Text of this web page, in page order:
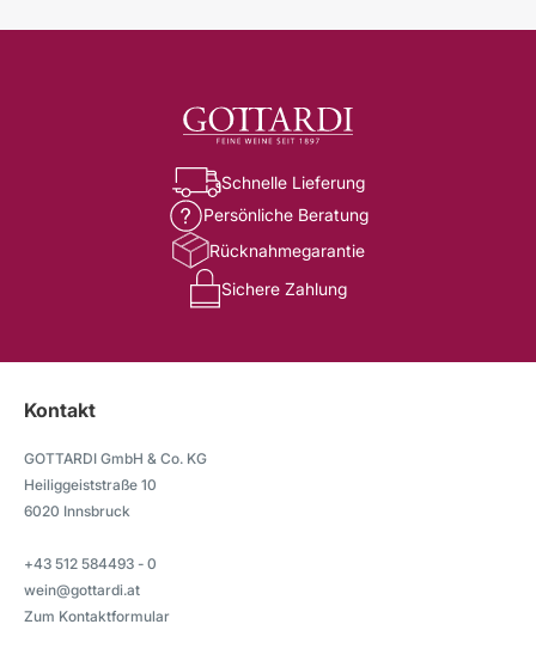
Schnelle Lieferung
Persönliche Beratung
Rücknahmegarantie
Sichere Zahlung
Kontakt
GOTTARDI GmbH & Co. KG
Heiliggeiststraße 10
6020 Innsbruck
+43 512 584493 - 0
wein@gottardi.at
Zum Kontaktformular